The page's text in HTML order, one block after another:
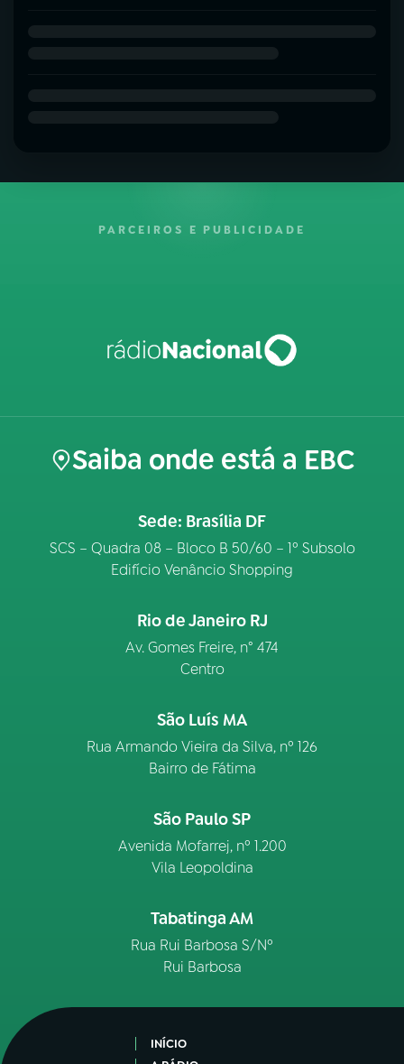
PARCEIROS E PUBLICIDADE
Saiba onde está a EBC
Sede: Brasília DF
SCS – Quadra 08 – Bloco B 50/60 – 1º Subsolo
Edifício Venâncio Shopping
Rio de Janeiro RJ
Av. Gomes Freire, n° 474
Centro
São Luís MA
Rua Armando Vieira da Silva, nº 126
Bairro de Fátima
São Paulo SP
Avenida Mofarrej, nº 1.200
Vila Leopoldina
Tabatinga AM
Rua Rui Barbosa S/Nº
Rui Barbosa
INÍCIO